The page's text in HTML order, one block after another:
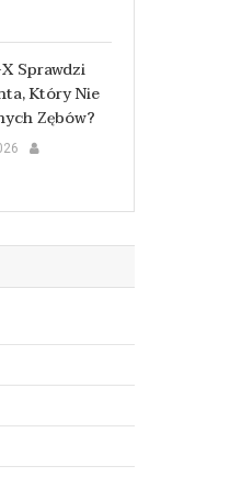
Sprawdzi
Który Nie
Zębów?